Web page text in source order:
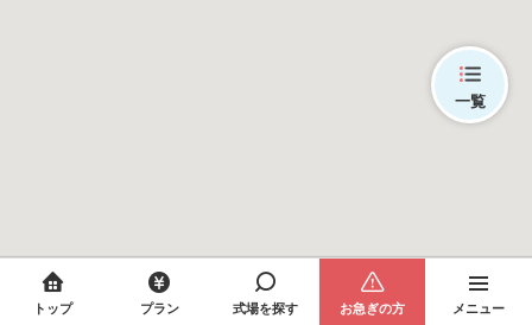
一覧
トップ プラン 式場を探す お急ぎの方 メニュー